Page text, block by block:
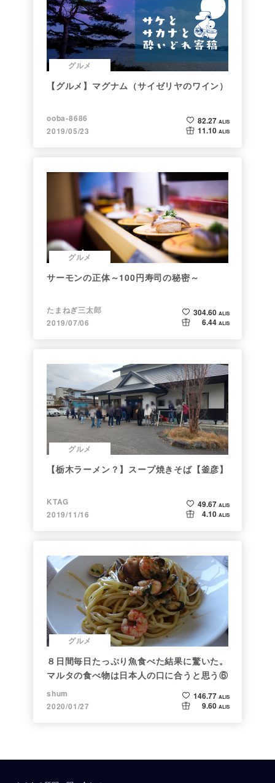
グルメ
【グルメ】マグナム（サイゼリヤのワイン）
ooba-8686
2019/05/23
82.27 ALIS
11.10 ALIS
グルメ
サーモンの正体～100円寿司の秘密～
たまねぎ三太郎
2019/07/06
304.60 ALIS
6.44 ALIS
グルメ
【栃木ラーメン？】スープ焼きそば【釜彦】
KTAG
2019/11/16
49.67 ALIS
4.10 ALIS
グルメ
８日間毎日たっぷり魚食べた結果に驚いた。
マルタの食べ物は日本人の口に合うと思う⑥
shum
2020/01/27
146.77 ALIS
9.60 ALIS